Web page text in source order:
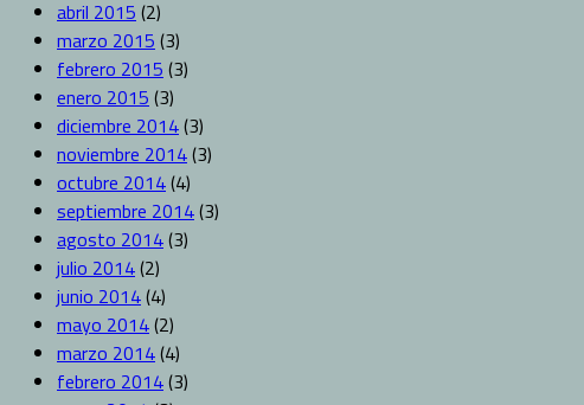
abril 2015 (2)
marzo 2015 (3)
febrero 2015 (3)
enero 2015 (3)
diciembre 2014(3)
noviembre 2014(3)
octubre 2014(4)
septiembre 2014(3)
agosto 2014(3)
julio 2014(2)
junio 2014(4)
mayo 2014(2)
marzo 2014(4)
febrero 2014(3)